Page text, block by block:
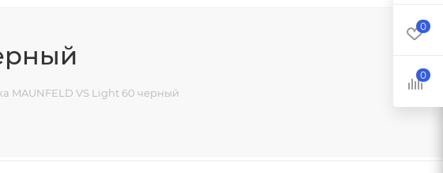
MAUNFELD VS Light 60 черный
0
0